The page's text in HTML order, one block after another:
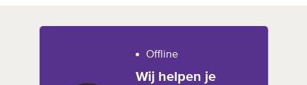
Offline
Wij helpen je